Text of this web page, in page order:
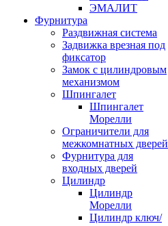
ЭМАЛИТ
Фурнитура
Раздвижная система
Задвижка врезная под
фиксатор
Замок с цилиндровым
механизмом
Шпингалет
Шпингалет
Морелли
Ограничители для
межкомнатных дверей
Фурнитура для
входных дверей
Цилиндр
Цилиндр
Морелли
Цилиндр ключ/